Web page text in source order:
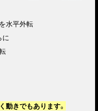
水平外転
に
動きでもあります。